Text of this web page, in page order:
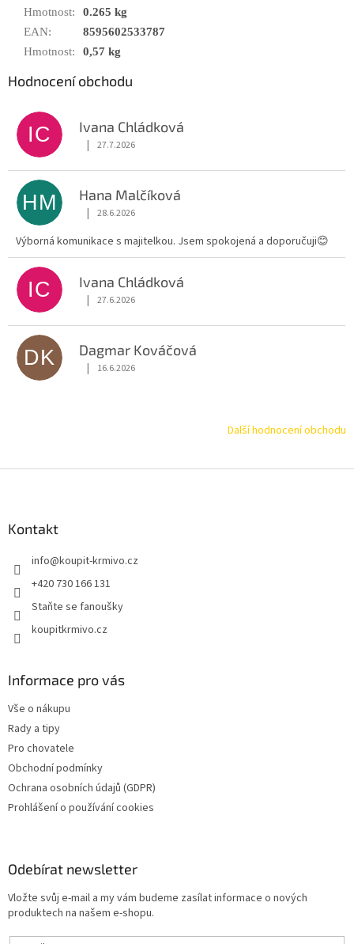
Hmotnost:
0.265 kg
EAN:
8595602533787
Hmotnost: 0,57 kg
Hodnocení obchodu
IC Ivana Chládková
Hodnocení obchodu je 5 z 5 hvězdiček.
| 27.7.2026
HM Hana Malčíková
Hodnocení obchodu je 5 z 5 hvězdiček.
| 28.6.2026
Výborná komunikace s majitelkou. Jsem spokojená a doporučuji😊
IC Ivana Chládková
Hodnocení obchodu je 5 z 5 hvězdiček.
| 27.6.2026
DK Dagmar Kováčová
Hodnocení obchodu je 5 z 5 hvězdiček.
| 16.6.2026
Další hodnocení obchodu
Kontakt
info@koupit-krmivo.cz
+420 730 166 131
Staňte se fanoušky
koupitkrmivo.cz
Informace pro vás
Vše o nákupu
Rady a tipy
Pro chovatele
Obchodní podmínky
Ochrana osobních údajů (GDPR)
Prohlášení o používání cookies
Odebírat newsletter
Vložte svůj e-mail a my vám budeme zasílat informace o nových
produktech na našem e-shopu.